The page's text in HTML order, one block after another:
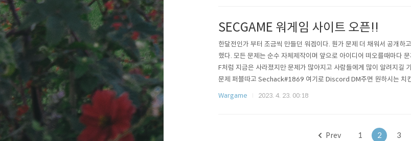
SECGAME 워게임 사이트 오픈!!
한달전인가 부터 조금씩 만들던 워겜이다. 뭔가 문제 더 채워서 공개하
했다. 모든 문제는 순수 자체제작이며 앞으로 아이디어 떠오를때마다
F처럼 지금은 사라졌지만 문제가 많아지고 사람들에게 많이 알려지길
문제 퍼블따고 Sechack#1869 여기로 Discord DM주면 원하시는 치
Wargame 2023. 4. 23. 00:18
Prev 1 2 3